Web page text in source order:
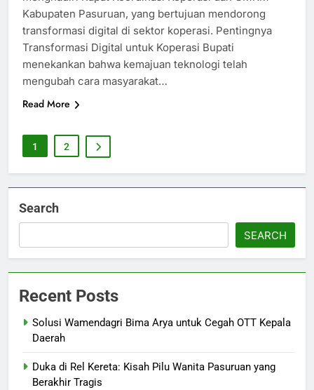
Kabupaten Pasuruan, yang bertujuan mendorong
transformasi digital di sektor koperasi. Pentingnya
Transformasi Digital untuk Koperasi Bupati
menekankan bahwa kemajuan teknologi telah
mengubah cara masyarakat…
Read More
1 2
Search
SEARCH
Recent Posts
Solusi Wamendagri Bima Arya untuk Cegah OTT Kepala
Daerah
Duka di Rel Kereta: Kisah Pilu Wanita Pasuruan yang
Berakhir Tragis